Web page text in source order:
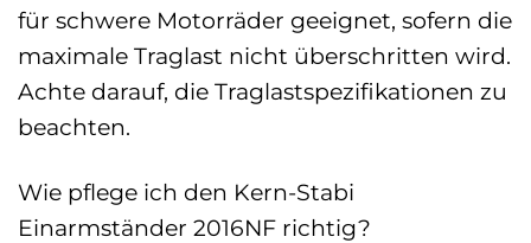
für schwere Motorräder geeignet, sofern die
maximale Traglast nicht überschritten wird.
Achte darauf, die Traglastspezifikationen zu
beachten.
Wie pflege ich den Kern-Stabi
Einarmständer 2016NF richtig?